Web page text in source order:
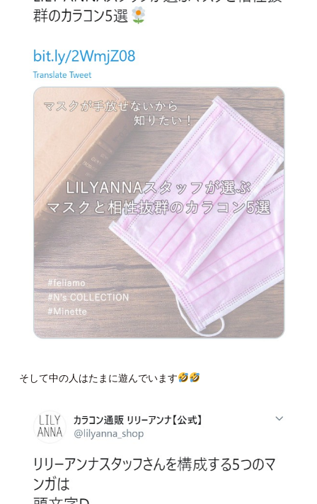
そして中の人はたまに遊んでいます